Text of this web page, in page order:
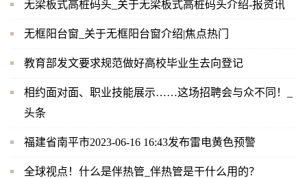
无梁板式高桩码头_关于无梁板式高桩码头介绍-报资讯
无框阳台窗_关于无框阳台窗介绍|焦点热门
教育部发文要求规范做好高校毕业生去向登记
相约面对面、职业技能展示……这场招聘会与众不同！_
头条
福建省南平市2023-06-16 16:43发布雷电黄色预警
全球视点！什么是伴热管_伴热管是干什么用的？